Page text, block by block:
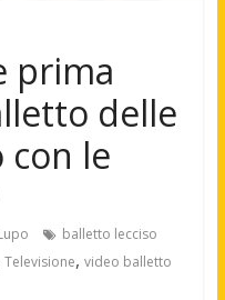
prima
delle
con le
balletto lecciso
Televisione, video balletto